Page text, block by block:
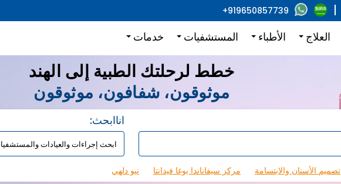
+919650857739
العلاج الأطباء المستشفيات خدمات
خطط لرحلتك الطبية إلى الهند
موثوقون، شفافون، موثوقون
:اناابحث
نيو دلهي مركز سيفاناندا يوغا فيدانتا تصميم الأسنان والابتسامة